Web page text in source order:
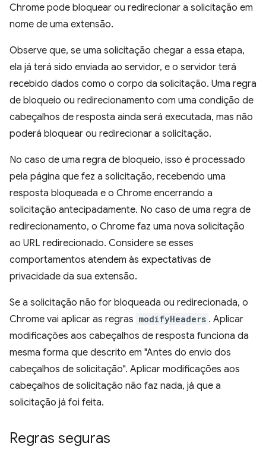
Chrome pode bloquear ou redirecionar a solicitação em
nome de uma extensão.
Observe que, se uma solicitação chegar a essa etapa,
ela já terá sido enviada ao servidor, e o servidor terá
recebido dados como o corpo da solicitação. Uma regra
de bloqueio ou redirecionamento com uma condição de
cabeçalhos de resposta ainda será executada, mas não
poderá bloquear ou redirecionar a solicitação.
No caso de uma regra de bloqueio, isso é processado
pela página que fez a solicitação, recebendo uma
resposta bloqueada e o Chrome encerrando a
solicitação antecipadamente. No caso de uma regra de
redirecionamento, o Chrome faz uma nova solicitação
ao URL redirecionado. Considere se esses
comportamentos atendem às expectativas de
privacidade da sua extensão.
Se a solicitação não for bloqueada ou redirecionada, o
Chrome vai aplicar as regras modifyHeaders . Aplicar
modificações aos cabeçalhos de resposta funciona da
mesma forma que descrito em "Antes do envio dos
cabeçalhos de solicitação". Aplicar modificações aos
cabeçalhos de solicitação não faz nada, já que a
solicitação já foi feita.
Regras seguras